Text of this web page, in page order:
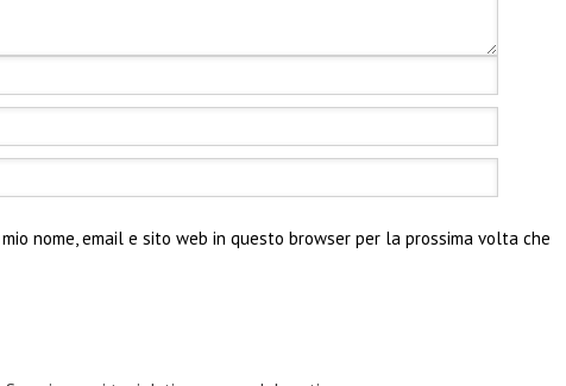
nome, email e sito web in questo browser per la prossima volta che